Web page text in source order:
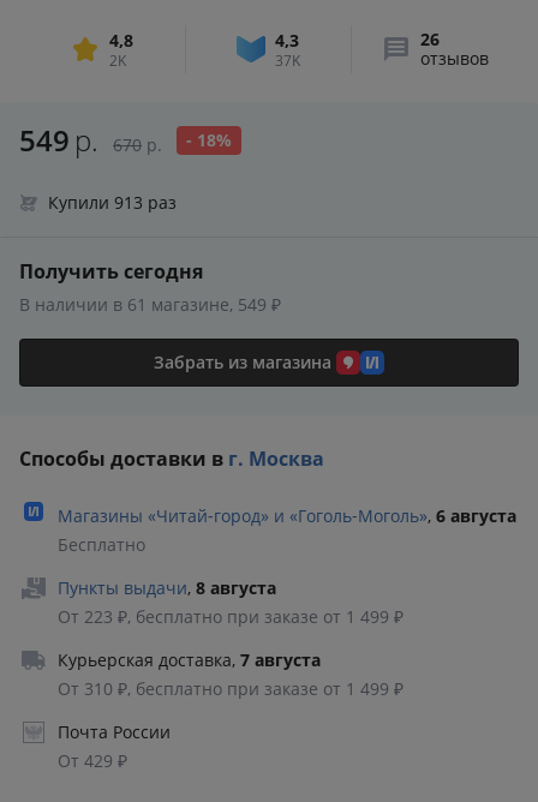
4,8
2K
4,3
37K
26
отзывов
549 р. 670 р. - 18%
Купили 913 раз
Получить сегодня
В наличии в 61 магазине, 549 ₽
Забрать из магазина
Способы доставки в г. Москва
Магазины «Читай‑город» и «Гоголь‑Моголь», 6 августа
Бесплатно
Пункты выдачи, 8 августа
От 223 ₽, бесплатно при заказе от 1 499 ₽
Курьерская доставка, 7 августа
От 310 ₽, бесплатно при заказе от 1 499 ₽
Почта России
От 429 ₽